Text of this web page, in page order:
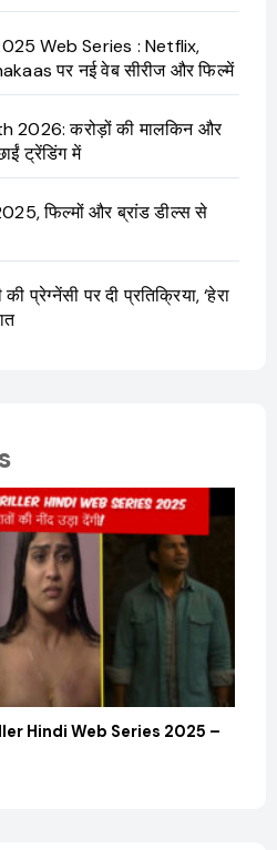
Web Series : Netflix,
पर नई वेब सीरीज और फिल्में
2026: करोड़ों की मालकिन और
ट्रेंडिंग में
फिल्मों और ब्रांड डील्स से
प्रेग्नेंसी पर दी प्रतिक्रिया, ‘हेरा
Hindi Web Series 2025 –